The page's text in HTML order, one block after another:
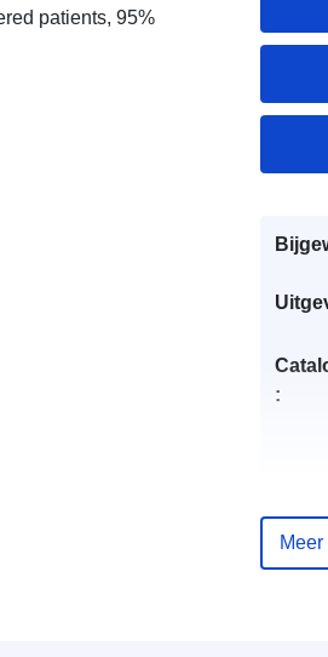
patients, 95%
:
Meer